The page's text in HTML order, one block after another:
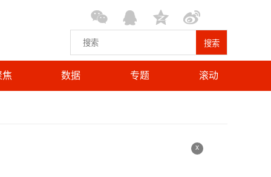
搜索
焦 数据 专题 滚动
x